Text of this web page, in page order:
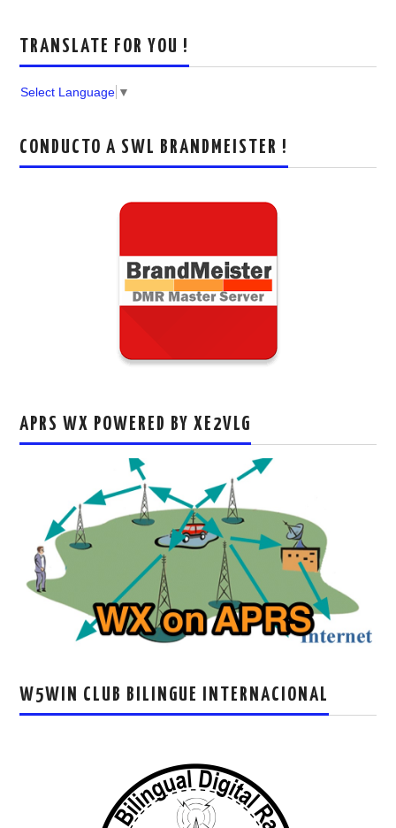
TRANSLATE FOR YOU !
Select Language ▼
CONDUCTO A SWL BRANDMEISTER !
APRS WX POWERED BY XE2VLG
W5WIN CLUB BILINGUE INTERNACIONAL